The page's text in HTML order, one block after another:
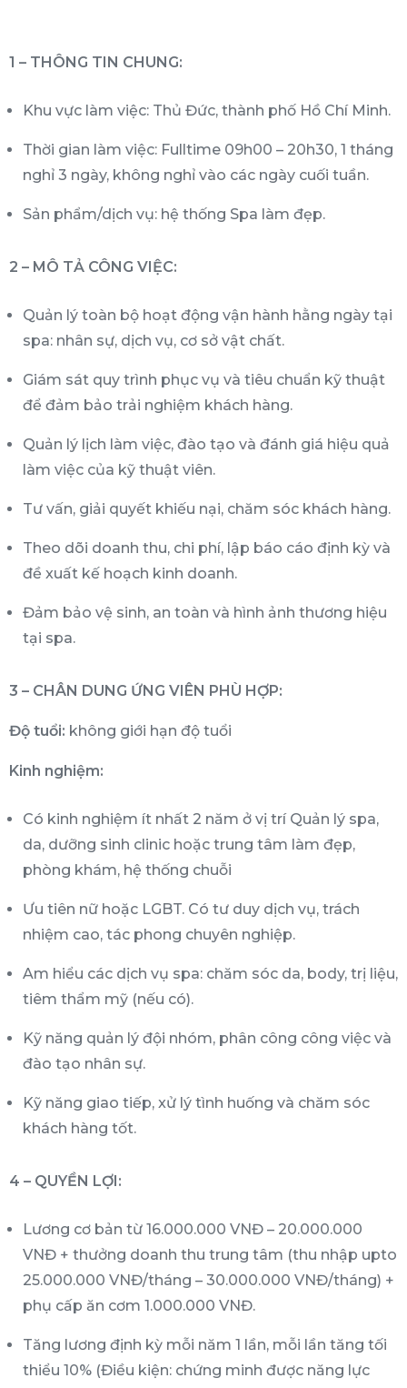
1 – THÔNG TIN CHUNG:
Khu vực làm việc: Thủ Đức, thành phố Hồ Chí Minh.
Thời gian làm việc: Fulltime 09h00 – 20h30, 1 tháng
nghỉ 3 ngày, không nghỉ vào các ngày cuối tuần.
Sản phẩm/dịch vụ: hệ thống Spa làm đẹp.
2 – MÔ TẢ CÔNG VIỆC:
Quản lý toàn bộ hoạt động vận hành hằng ngày tại
spa: nhân sự, dịch vụ, cơ sở vật chất.
Giám sát quy trình phục vụ và tiêu chuẩn kỹ thuật
để đảm bảo trải nghiệm khách hàng.
Quản lý lịch làm việc, đào tạo và đánh giá hiệu quả
làm việc của kỹ thuật viên.
Tư vấn, giải quyết khiếu nại, chăm sóc khách hàng.
Theo dõi doanh thu, chi phí, lập báo cáo định kỳ và
đề xuất kế hoạch kinh doanh.
Đảm bảo vệ sinh, an toàn và hình ảnh thương hiệu
tại spa.
3 – CHÂN DUNG ỨNG VIÊN PHÙ HỢP:
Độ tuổi: không giới hạn độ tuổi
Kinh nghiệm:
Có kinh nghiệm ít nhất 2 năm ở vị trí Quản lý spa,
da, dưỡng sinh clinic hoặc trung tâm làm đẹp,
phòng khám, hệ thống chuỗi
Ưu tiên nữ hoặc LGBT. Có tư duy dịch vụ, trách
nhiệm cao, tác phong chuyên nghiệp.
Am hiểu các dịch vụ spa: chăm sóc da, body, trị liệu,
tiêm thẩm mỹ (nếu có).
Kỹ năng quản lý đội nhóm, phân công công việc và
đào tạo nhân sự.
Kỹ năng giao tiếp, xử lý tình huống và chăm sóc
khách hàng tốt.
4 – QUYỀN LỢI:
Lương cơ bản từ 16.000.000 VNĐ – 20.000.000
VNĐ + thưởng doanh thu trung tâm (thu nhập upto
25.000.000 VNĐ/tháng – 30.000.000 VNĐ/tháng) +
phụ cấp ăn cơm 1.000.000 VNĐ.
Tăng lương định kỳ mỗi năm 1 lần, mỗi lần tăng tối
thiểu 10% (Điều kiện: chứng minh được năng lực